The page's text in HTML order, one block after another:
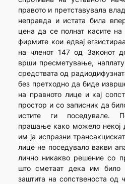
правото и претставувала
неправда и истата била
цена да се полнат касите на
фирмите кои едвај
на членот 147 од Законот
врши пресметување,
средствата од
без претходно да биде
на правното лице и кај
простор и со записник да
истите ги поседувале.
прашање како можело некој
им ја испразни
лице не поседувало вакви
лично никакво решение со
што сметаат дека им било
заштита на сопственоста од